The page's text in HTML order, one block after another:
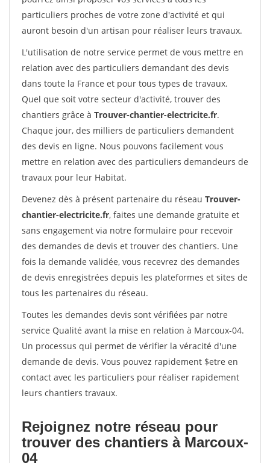
particuliers proches de votre zone d'activité et qui
auront besoin d'un artisan pour réaliser leurs travaux.
L'utilisation de notre service permet de vous mettre en
relation avec des particuliers demandant des devis
dans toute la France et pour tous types de travaux.
Quel que soit votre secteur d'activité, trouver des
chantiers grâce à Trouver-chantier-electricite.fr.
Chaque jour, des milliers de particuliers demandent
des devis en ligne. Nous pouvons facilement vous
mettre en relation avec des particuliers demandeurs de
travaux pour leur Habitat.
Devenez dès à présent partenaire du réseau Trouver-
chantier-electricite.fr, faites une demande gratuite et
sans engagement via notre formulaire pour recevoir
des demandes de devis et trouver des chantiers. Une
fois la demande validée, vous recevrez des demandes
de devis enregistrées depuis les plateformes et sites de
tous les partenaires du réseau.
Toutes les demandes devis sont vérifiées par notre
service Qualité avant la mise en relation à Marcoux-04.
Un processus qui permet de vérifier la véracité d'une
demande de devis. Vous pouvez rapidement $etre en
contact avec les particuliers pour réaliser rapidement
leurs chantiers travaux.
Rejoignez notre réseau pour
trouver des chantiers à Marcoux-
04